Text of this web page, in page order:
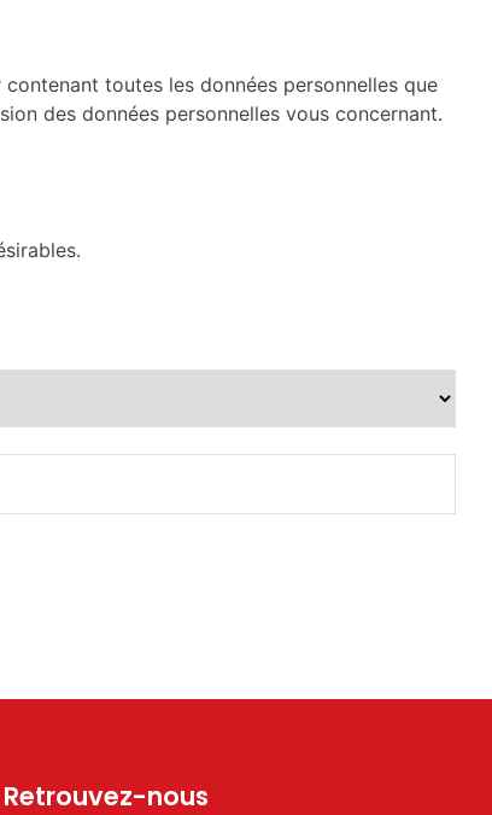
toutes les données personnelles que
des données personnelles vous concernant.
Retrouvez-nous